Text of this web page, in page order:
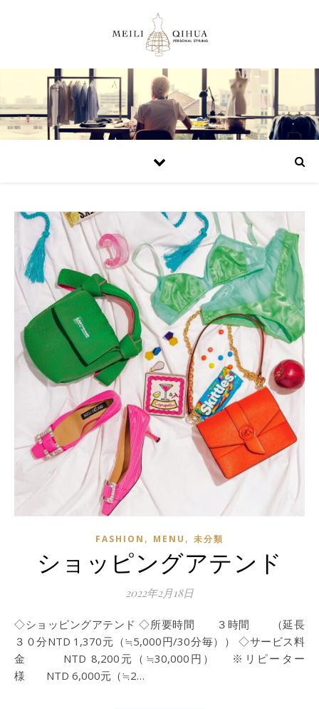
FASHION , MENU , 未分類
ショッピングアテンド
2022年2月18日
◇ショッピングアテンド ◇所要時間 ３時間 （延長
３０分NTD 1,370元（≒5,000円/30分毎）） ◇サービス料
金 NTD 8,200元（≒30,000円） ※リピーター
様 NTD 6,000元（≒2…